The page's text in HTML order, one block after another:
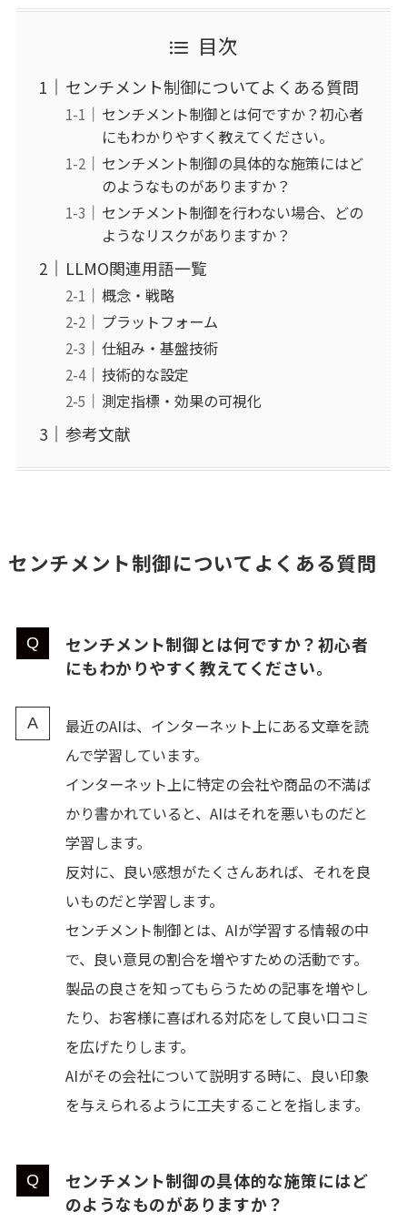
目次
センチメント制御についてよくある質問
センチメント制御とは何ですか？初心者
にもわかりやすく教えてください。
センチメント制御の具体的な施策にはど
のようなものがありますか？
センチメント制御を行わない場合、どの
ようなリスクがありますか？
LLMO関連用語一覧
概念・戦略
プラットフォーム
仕組み・基盤技術
技術的な設定
測定指標・効果の可視化
参考文献
センチメント制御についてよくある質問
センチメント制御とは何ですか？初心者
にもわかりやすく教えてください。
最近のAIは、インターネット上にある文章を読
んで学習しています。
インターネット上に特定の会社や商品の不満ば
かり書かれていると、AIはそれを悪いものだと
学習します。
反対に、良い感想がたくさんあれば、それを良
いものだと学習します。
センチメント制御とは、AIが学習する情報の中
で、良い意見の割合を増やすための活動です。
製品の良さを知ってもらうための記事を増やし
たり、お客様に喜ばれる対応をして良い口コミ
を広げたりします。
AIがその会社について説明する時に、良い印象
を与えられるように工夫することを指します。
センチメント制御の具体的な施策にはど
のようなものがありますか？